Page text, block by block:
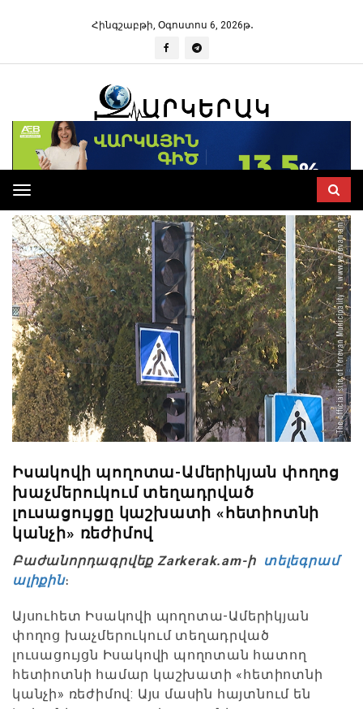
Հինգշաբթի, Օգոստոս 6, 2026թ․
Toggle
navigation
Իսակովի պողոտա-Ամերիկյան փողոց
խաչմերուկում տեղադրված
լուսացույցը կաշխատի «հետիոտնի
կանչի» ռեժիմով
Բաժանորդագրվեք Zarkerak.am-ի տելեգրամ
ալիքին։
Այսուհետ Իսակովի պողոտա-Ամերիկյան
փողոց խաչմերուկում տեղադրված
լուսացույցն Իսակովի պողոտան հատող
հետիոտնի համար կաշխատի «հետիոտնի
կանչի» ռեժիմով: Այս մասին հայտնում են